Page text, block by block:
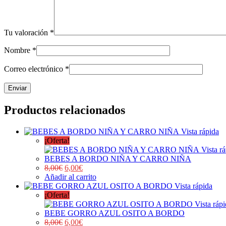
Tu valoración *
Nombre *
Correo electrónico *
Productos relacionados
Vista rápida
¡Oferta!
Vista
BEBES A BORDO NIÑA Y CARRO NIÑA
8,00€ 6,00€
Añadir al carrito
Vista rápida
¡Oferta!
Vista
BEBE GORRO AZUL OSITO A BORDO
8,00€ 6,00€